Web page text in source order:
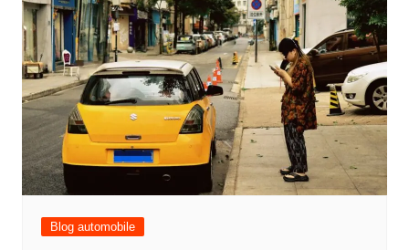
Blog automobile